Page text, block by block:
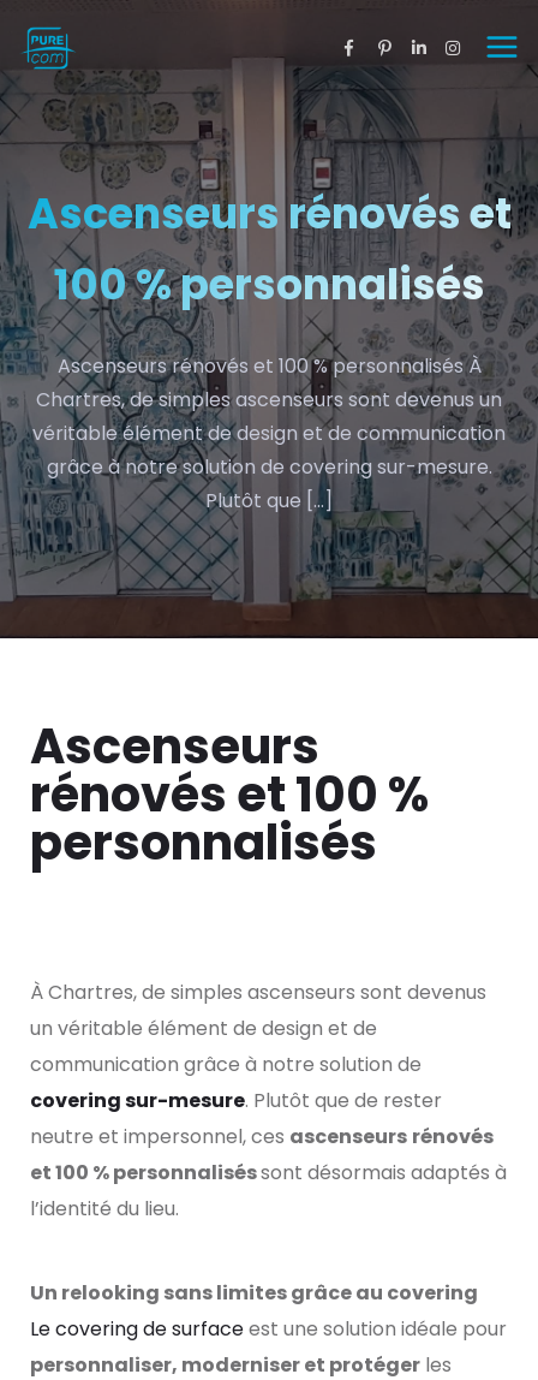
Ascenseurs rénovés et
100 % personnalisés
Ascenseurs rénovés et 100 % personnalisés À
Chartres, de simples ascenseurs sont devenus un
véritable élément de design et de communication
grâce à notre solution de covering sur-mesure.
Plutôt que […]
Ascenseurs
rénovés et 100 %
personnalisés
À Chartres, de simples ascenseurs sont devenus
un véritable élément de design et de
communication grâce à notre solution de
covering sur-mesure. Plutôt que de rester
neutre et impersonnel, ces ascenseurs rénovés
et 100 % personnaliséssont désormais adaptés à
l’identité du lieu.
Un relooking sans limites grâce au covering
Le covering de surfaceest une solution idéale pour
personnaliser, moderniser et protéger les